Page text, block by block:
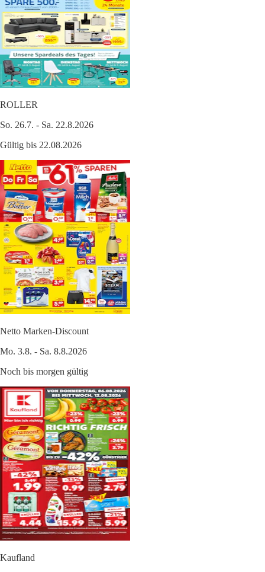
ROLLER
So. 26.7. - Sa. 22.8.2026
Gültig bis 22.08.2026
Netto Marken-Discount
Mo. 3.8. - Sa. 8.8.2026
Noch bis morgen gültig
Kaufland